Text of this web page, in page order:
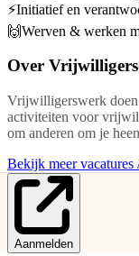
⚡Initiatief en
🙌Werven & werken
Over
Vrijwilligerswerk doen
activiteiten voor
om anderen om je
Bekijk meer
Aanmelden